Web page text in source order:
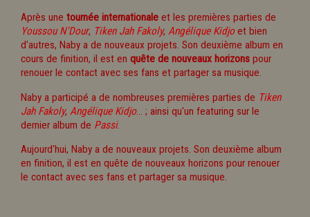
Après une tournée internationale et les premières parties de
Youssou N'Dour, Tiken Jah Fakoly, Angélique Kidjoet bien
d'autres, Naby a de nouveaux projets. Son deuxième album en
cours de finition, il est en quête de nouveaux horizons pour
renouer le contact avec ses fans et partager sa musique.
Naby a participé a de nombreuses premières parties de Tiken
Jah Fakoly, Angélique Kidjo… ; ainsi qu'un featuring sur le
dernier album de Passi.
Aujourd'hui, Naby a de nouveaux projets. Son deuxième album
en finition, il est en quête de nouveaux horizons pour renouer
le contact avec ses fans et partager sa musique.